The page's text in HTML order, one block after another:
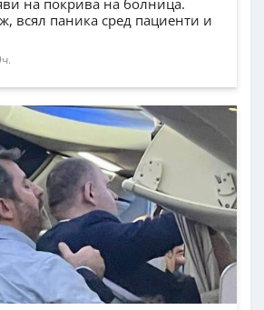
всял паника сред пациенти и